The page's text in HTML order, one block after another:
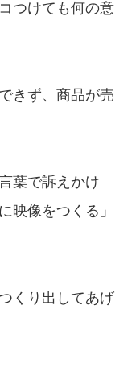
つけても何の意
きず、商品が売
葉で訴えかけ
映像をつくる」
くり出してあげ